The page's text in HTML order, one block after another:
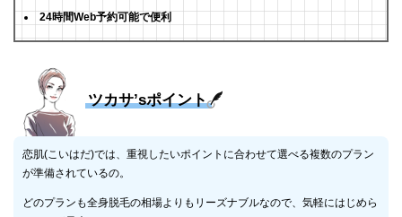
24時間Web予約可能で便利
ツカサ’sポイント
恋肌(こいはだ)では、重視したいポイントに合わせて選べる複数のプラン
が準備されているの。
どのプランも全身脱毛の相場よりもリーズナブルなので、気軽にはじめら